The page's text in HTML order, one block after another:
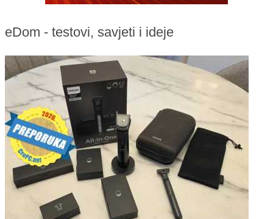
eDom - testovi, savjeti i ideje